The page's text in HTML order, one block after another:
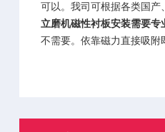
可以。我司可根据各类国产
立磨机磁性衬板安装需要专
不需要。依靠磁力直接吸附